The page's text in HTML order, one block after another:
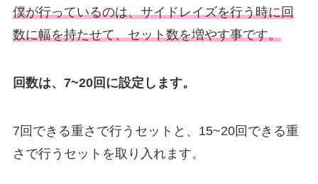
僕が行っているのは、サイドレイズを行う時に回
数に幅を持たせて、セット数を増やす事です。
回数は、7~20回に設定します。
7回できる重さで行うセットと、15~20回できる重
さで行うセットを取り入れます。